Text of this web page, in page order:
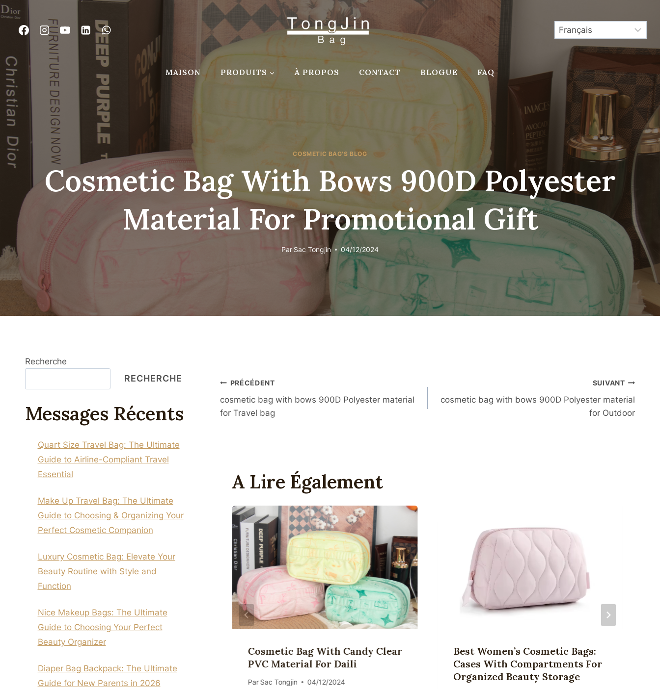
Passer
au
contenu
MAISON PRODUITS À PROPOS CONTACT BLOGUE FAQ
COSMETIC BAG'S BLOG
Cosmetic Bag With Bows 900D Polyester
Material For Promotional Gift
Par Sac Tongjin 04/12/2024
Navigation
Des
PRÉCÉDENT
cosmetic bag with bows 900D Polyester material
for Travel bag
SUIVANT
cosmetic bag with bows 900D Polyester material
for Outdoor
A Lire Également
Cosmetic Bag With Character
Leather Material For Daily Life
ParSac Tongjin 04/12/2024
Cosmetic Bag With Candy Clear
PVC Material For Daili
Par Sac Tongjin 04/12/2024
Best Women’s Cosmetic Bags:
Cases With Compartments For
Organized Beauty Storage
Recherche
RECHERCHE
Messages Récents
Quart Size Travel Bag: The Ultimate
Guide to Airline-Compliant Travel
Essential
Make Up Travel Bag: The Ultimate
Guide to Choosing & Organizing Your
Perfect Cosmetic Companion
Luxury Cosmetic Bag: Elevate Your
Beauty Routine with Style and
Function
Nice Makeup Bags: The Ultimate
Guide to Choosing Your Perfect
Beauty Organizer
Diaper Bag Backpack: The Ultimate
Guide for New Parents in 2026